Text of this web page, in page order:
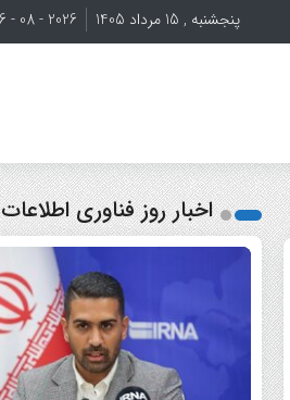
پنجشنبه , 15 مرداد 1405 2026 - 08 - 06
اخبار روز فناوری اطلاعات